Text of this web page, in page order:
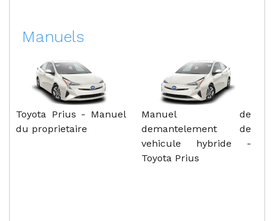
Manuels
Toyota Prius - Manuel
du proprietaire
Manuel de
demantelement de
vehicule hybride -
Toyota Prius